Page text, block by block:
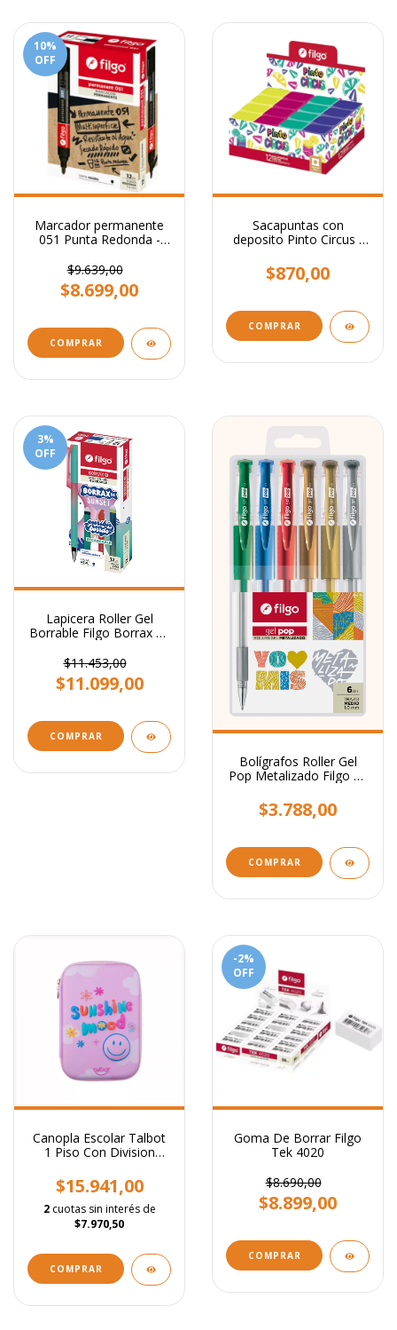
10%
OFF
Marcador permanente
051 Punta Redonda -
$9.639,00
$8.699,00
COMPRAR
Sacapuntas con
deposito Pinto Circus -
$870,00
COMPRAR
3%
OFF
Lapicera Roller Gel
Borrable Filgo Borrax Se
$11.453,00
$11.099,00
Bolígrafos Roller Gel
Pop Metalizado Filgo X6
$3.788,00
Canopla Escolar Talbot
1 Piso Con Division
$15.941,00
2 cuotas sin interés de
$7.970,50
COMPRAR
-2%
OFF
Goma De Borrar Filgo
Tek 4020
$8.690,00
$8.899,00
COMPRAR